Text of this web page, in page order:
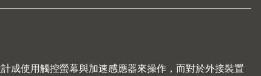
成使用觸控螢幕與加速感應器來操作，而對於外接裝置